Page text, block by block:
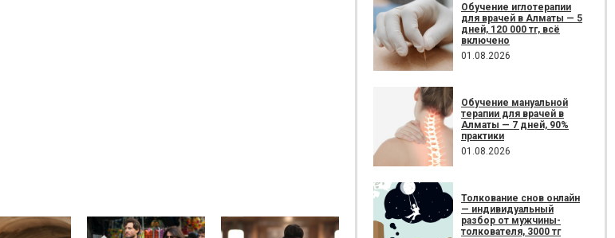
Обучение иглотерапии
для врачей в Алматы — 5
дней, 120 000 тг, всё
включено
01.08.2026
Обучение мануальной
терапии для врачей в
Алматы — 7 дней, 90%
практики
01.08.2026
Толкование снов онлайн
— индивидуальный
разбор от мужчины-
толкователя, 3000 тг